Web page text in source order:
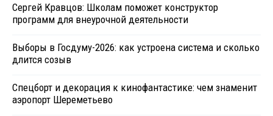
Сергей Кравцов: Школам поможет конструктор
программ для внеурочной деятельности
Выборы в Госдуму-2026: как устроена система и сколько
длится созыв
Спецборт и декорация к кинофантастике: чем знаменит
аэропорт Шереметьево